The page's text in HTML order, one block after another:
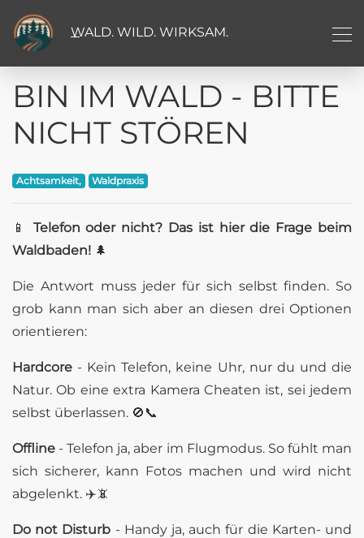
WALD. WILD. WIRKSAM.
BIN IM WALD - BITTE
NICHT STÖREN
Achtsamkeit, Waldpraxis
📱 Telefon oder nicht? Das ist hier die Frage beim
Waldbaden! 🌲
Die Antwort muss jeder für sich selbst finden. So
grob kann man sich aber an diesen drei Optionen
orientieren:
Hardcore - Kein Telefon, keine Uhr, nur du und die
Natur. Ob eine extra Kamera Cheaten ist, sei jedem
selbst überlassen. 🚫📞
Offline - Telefon ja, aber im Flugmodus. So fühlt man
sich sicherer, kann Fotos machen und wird nicht
abgelenkt. ✈️📵
Do not Disturb - Handy ja, auch für die Karten- und